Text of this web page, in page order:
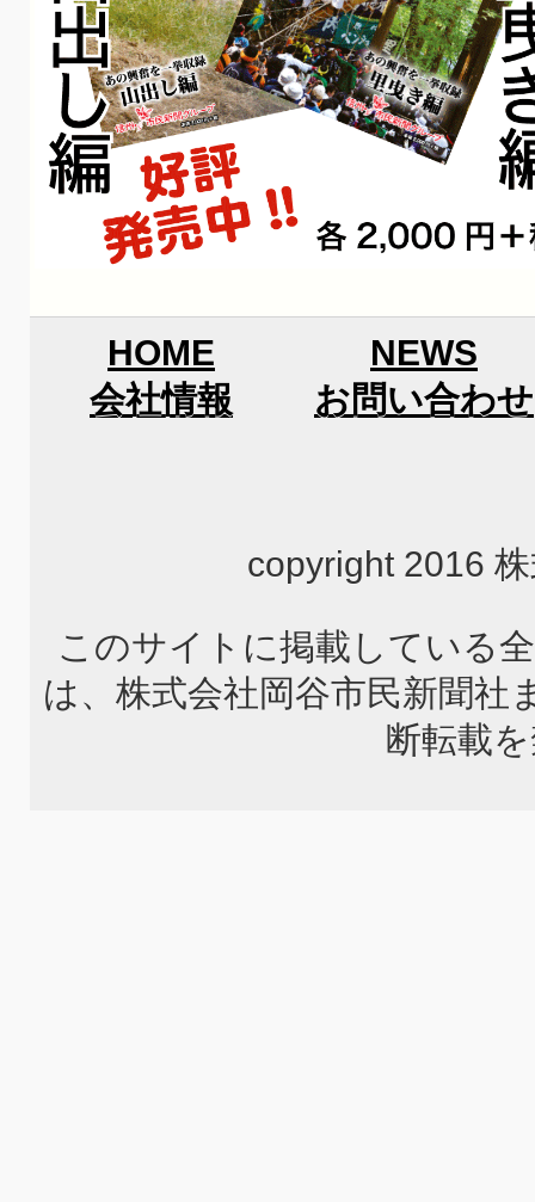
HOME
NEWS
会社情報
お問い合わせ
copyright 2016
このサイトに掲載している
は、株式会社岡谷市民新聞社
断転載